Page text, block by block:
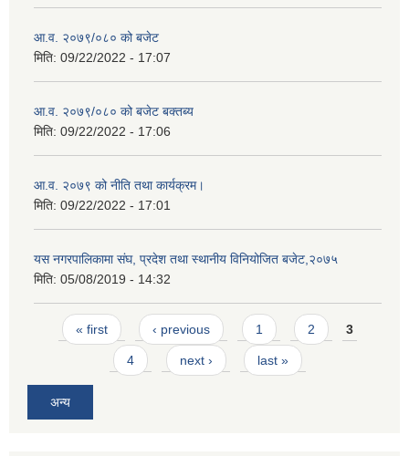
आ.व. २०७९/०८० को बजेट
मिति: 09/22/2022 - 17:07
आ.व. २०७९/०८० को बजेट बक्तब्य
मिति: 09/22/2022 - 17:06
आ.व. २०७९ को नीति तथा कार्यक्रम।
मिति: 09/22/2022 - 17:01
यस नगरपालिकामा संघ, प्रदेश तथा स्थानीय विनियोजित बजेट,२०७५
मिति: 05/08/2019 - 14:32
Pages
« first ‹ previous 1 2 3
4 next › last »
अन्य